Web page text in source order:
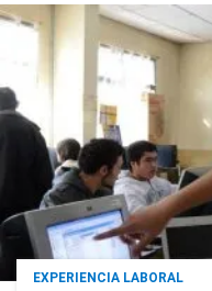
EXPERIENCIA LABORAL